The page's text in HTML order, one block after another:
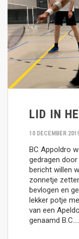
LID IN
10 DECEMBER
BC Appoldro
gedragen
bericht willen
zonnetje
bevlogen en
lekker potje
van een
genaamd B.C….